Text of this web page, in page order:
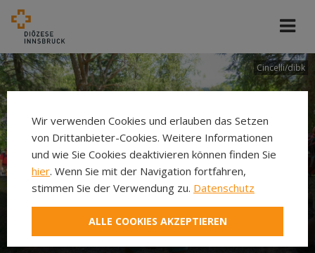
Cincelli/dibk
Neuer Pilgerweg Via
Laudato si’
Wir verwenden Cookies und erlauben das Setzen
von Drittanbieter-Cookies. Weitere Informationen
und wie Sie Cookies deaktivieren können finden Sie
hier. Wenn Sie mit der Navigation fortfahren,
stimmen Sie der Verwendung zu. Datenschutz
ALLE COOKIES AKZEPTIEREN